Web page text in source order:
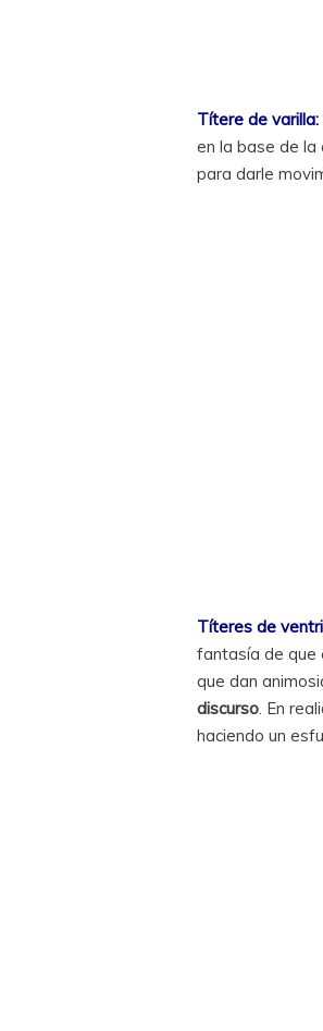
Títere de varilla:
en la base de la
para darle
Títeres de
fantasía de que
que dan
discurso . En
haciendo un